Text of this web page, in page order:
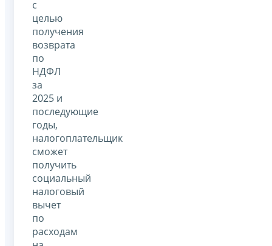
с
целью
получения
возврата
по
НДФЛ
за
2025 и
последующие
годы,
налогоплательщик
сможет
получить
социальный
налоговый
вычет
по
расходам